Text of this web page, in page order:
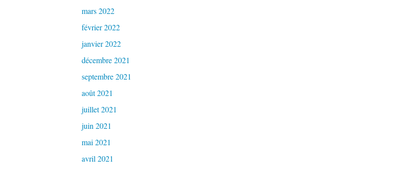
mars 2022
février 2022
janvier 2022
décembre 2021
septembre 2021
août 2021
juillet 2021
juin 2021
mai 2021
avril 2021